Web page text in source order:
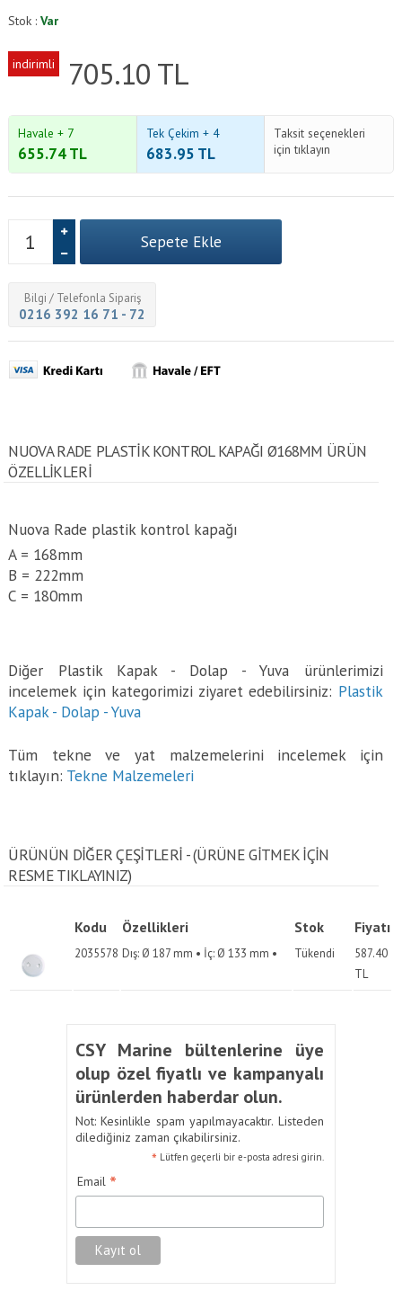
Stok :Var
indirimli 705.10 TL
Havale + 7
655.74TL
Tek Çekim + 4
683.95 TL
Taksit seçenekleri
için tıklayın
Bilgi / Telefonla Sipariş
0216 392 16 71 - 72
NUOVA RADE PLASTIK KONTROL KAPAĞI Ø168MM ÜRÜN
ÖZELLİKLERİ
Nuova Rade plastik kontrol kapağı
A = 168mm
B = 222mm
C = 180mm
Diğer Plastik Kapak - Dolap - Yuva ürünlerimizi
incelemek için kategorimizi ziyaret edebilirsiniz: Plastik
Kapak - Dolap - Yuva
Tüm tekne ve yat malzemelerini incelemek için
tıklayın: Tekne Malzemeleri
ÜRÜNÜN DİĞER ÇEŞİTLERİ - (ÜRÜNE GITMEK IÇIN
RESME TIKLAYINIZ)
Kodu Özellikleri Stok Fiyatı
2035578 Dış: Ø 187 mm • İç: Ø 133 mm • Tükendi
587.40
TL
CSY Marine bültenlerine üye
olup özel fiyatlı ve kampanyalı
ürünlerden haberdar olun.
Not: Kesinlikle spam yapılmayacaktır. Listeden
dilediğiniz zaman çıkabilirsiniz.
* Lütfen geçerli bir e-posta adresi girin.
Email *